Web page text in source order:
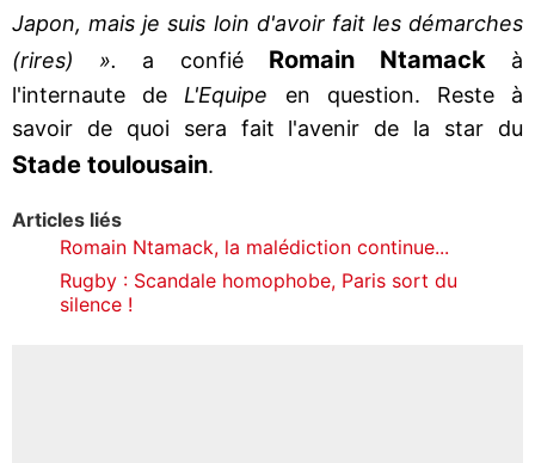
Japon, mais je suis loin d'avoir fait les démarches
(rires) ».
a confié Romain Ntamack
à
l'internaute de L'Equipe en question. Reste à
savoir de quoi sera fait l'avenir de la star du
Stade toulousain.
Articles liés
Romain Ntamack, la malédiction continue...
Rugby : Scandale homophobe, Paris sort du
silence !